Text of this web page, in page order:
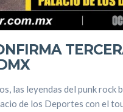
las leyendas del punk rock
de los Deportes con el